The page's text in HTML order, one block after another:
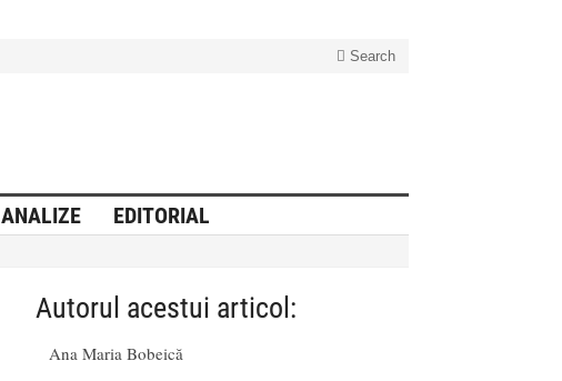
Search
ANALIZE EDITORIAL
Autorul acestui articol:
Ana Maria Bobeică